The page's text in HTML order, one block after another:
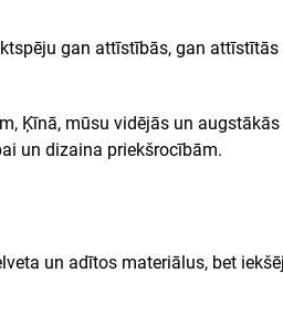
gan attīstībās, gan
Ķīnā, mūsu vidējās un
un dizaina priekšrocībām.
un adītos materiālus, bet